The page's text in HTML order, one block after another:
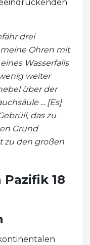
drei
meine Ohren mit
Wasserfalls
weiter
über der
... [Es]
das zu
Grund
zu den großen
18